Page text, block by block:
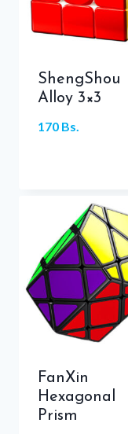
ShengShou
Alloy 3×3
170 Bs.
FanXin
Hexagonal
Prism